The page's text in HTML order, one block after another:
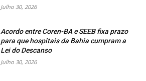
Julho 30, 2026
Acordo entre Coren-BA e SEEB fixa prazo
para que hospitais da Bahia cumpram a
Lei do Descanso
Julho 30, 2026